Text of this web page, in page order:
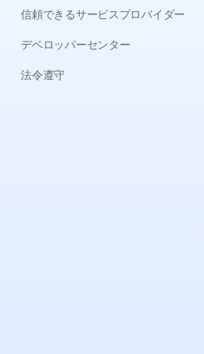
信頼できるサービスプロバイダー
デベロッパーセンター
法令遵守